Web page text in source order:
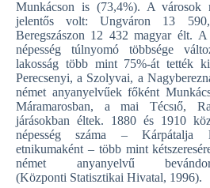
Munkácson is (73,4%). A városok
jelentős volt: Ungváron 13
Beregszászon 12 432 magyar élt.
népesség túlnyomó többsége
lakosság több mint 75%-át tették
Perecsenyi, a Szolyvai, a
német anyanyelvűek főként
Máramarosban, a mai Técsıő,
járásokban éltek. 1880 és 1910
népesség száma – Kárpátalja
etnikumaként – több mint
német anyanyelvű
(Központi Statisztikai Hivatal, 1996).